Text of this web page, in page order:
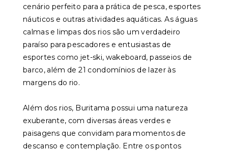
cenário perfeito para a prática de pesca, esportes
náuticos e outras atividades aquáticas. As águas
calmas e limpas dos rios são um verdadeiro
paraíso para pescadores e entusiastas de
esportes como jet-ski, wakeboard, passeios de
barco, além de 21 condomínios de lazer às
margens do rio.
Além dos rios, Buritama possui uma natureza
exuberante, com diversas áreas verdes e
paisagens que convidam para momentos de
descanso e contemplação. Entre os pontos